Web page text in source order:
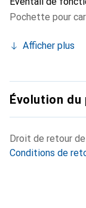
Pochette pour
Afficher plus
Évolution du
Droit de retour
Conditions de